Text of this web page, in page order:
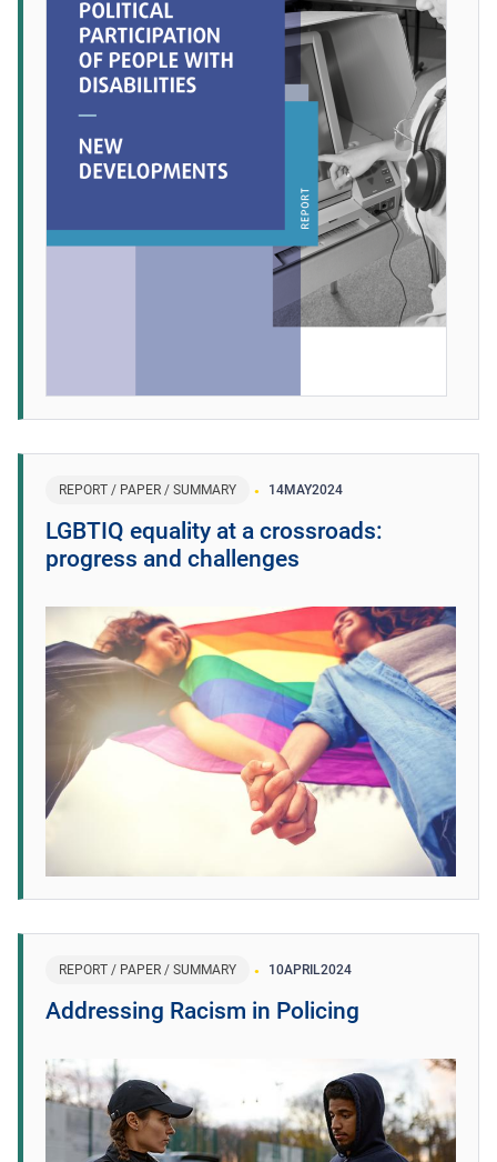
REPORT / PAPER / SUMMARY 14MAY2024
LGBTIQ equality at a crossroads:
progress and challenges
REPORT / PAPER / SUMMARY 10APRIL2024
Addressing Racism in Policing